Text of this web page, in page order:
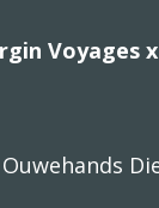
Voyages